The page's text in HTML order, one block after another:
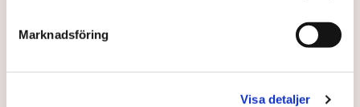
Marknadsföring
Visa detaljer